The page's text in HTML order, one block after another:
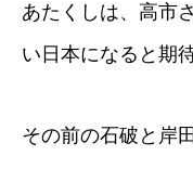
あたくしは、高市
い日本になると期
その前の石破と岸